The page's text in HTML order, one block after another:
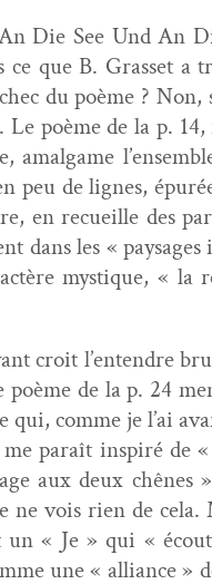
Die See Und An
ce que B. Gras­set
du poème ? Non,
poème de la p.
amal­game
peu de lignes,
en recueille des
dans les «
mys­tique, «
croit l’entendre
poème de la p. 24
qui, comme je l’ai
paraît inspiré de
aux deux
ne vois rien de
« Je » qui «
une « alliance »